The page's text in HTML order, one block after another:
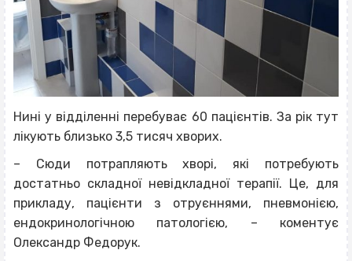
Нині у відділенні перебуває 60 пацієнтів. За рік тут
лікують близько 3,5 тисяч хворих.
– Сюди потрапляють хворі, які потребують
достатньо складної невідкладної терапії. Це, для
прикладу, пацієнти з отруєннями, пневмонією,
ендокринологічною патологією, – коментує
Олександр Федорук.